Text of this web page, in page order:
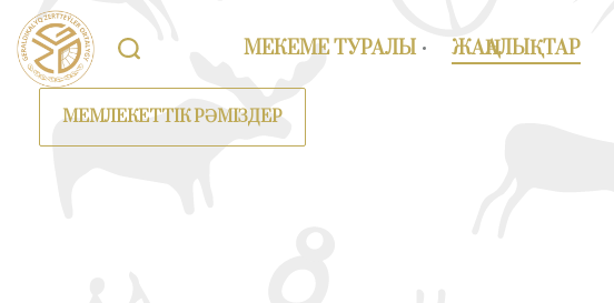
МЕКЕМЕ ТУРАЛЫ ЖАҢАЛЫҚТАР
МЕМЛЕКЕТТІК РӘМІЗДЕР